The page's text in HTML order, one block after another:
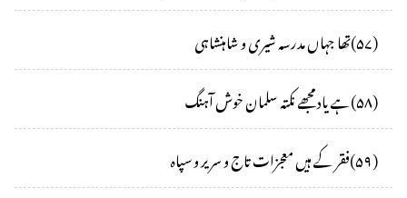
(۵۷)تھا جہاں مدرسہ شیری و شاہنشاہی
(۵۸)ہے یاد مجھے نکتہ سلمان خوش آہنگ
(۵۹)فقر کے ہیں معجزات تاج و سریر و سپاہ